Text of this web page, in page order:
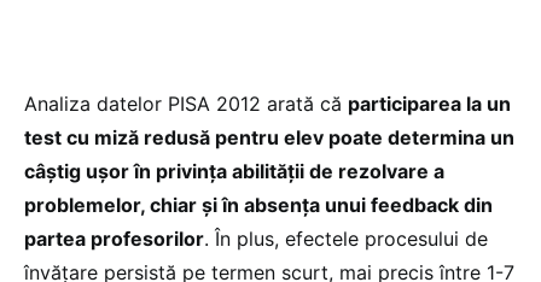
Analiza datelor PISA 2012 arată că participarea la un
test cu miză redusă pentru elev poate determina un
câștig ușor în privința abilității de rezolvare a
problemelor, chiar și în absența unui feedback din
partea profesorilor. În plus, efectele procesului de
învățare persistă pe termen scurt, mai precis între 1-7